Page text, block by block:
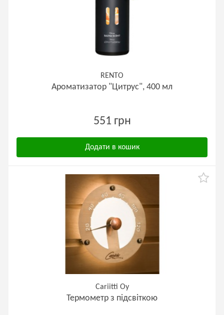
RENTO
Ароматизатор "Цитрус", 400 мл
551 грн
Додати в кошик
Cariitti Oy
Термометр з підсвіткою